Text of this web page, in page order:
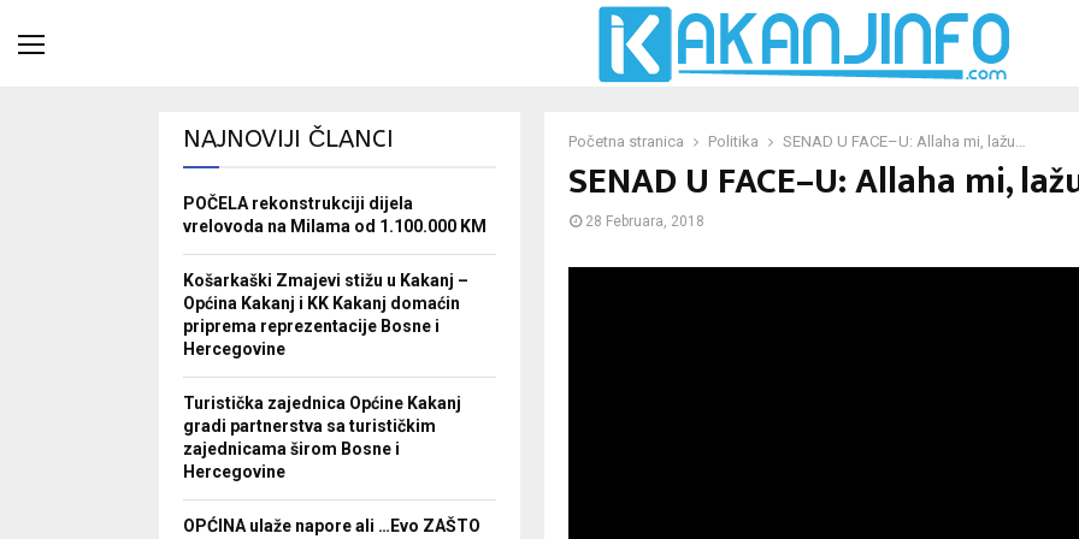
Početna stranica Politika SENAD U FACE–U: Allaha mi, lažu…
SENAD U FACE–U: Allaha mi,
28 Februara, 2018
NAJNOVIJI ČLANCI
POČELA rekonstrukciji dijela
vrelovoda na Milama od 1.100.000 KM
Košarkaški Zmajevi stižu u Kakanj –
Općina Kakanj i KK Kakanj domaćin
priprema reprezentacije Bosne i
Hercegovine
Turistička zajednica Općine Kakanj
gradi partnerstva sa turističkim
zajednicama širom Bosne i
Hercegovine
OPĆINA ulaže napore ali …Evo ZAŠTO